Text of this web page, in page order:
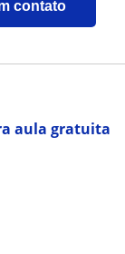
contato
aula gratuita